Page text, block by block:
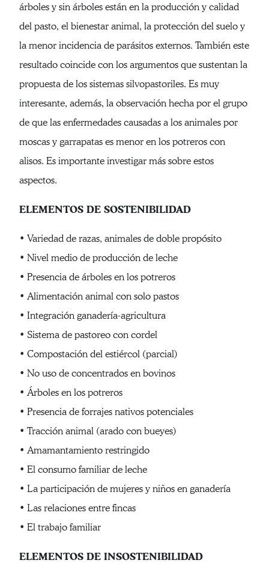
árboles y sin árboles están en la producción y calidad
del pasto, el bienestar animal, la protección del suelo y
la menor incidencia de parásitos externos. También este
resultado coincide con los argumentos que sustentan la
propuesta de los sistemas silvopastoriles. Es muy
interesante, además, la observación hecha por el grupo
de que las enfermedades causadas a los animales por
moscas y garrapatas es menor en los potreros con
alisos. Es importante investigar más sobre estos
aspectos.
ELEMENTOS DE SOSTENIBILIDAD
• Variedad de razas, animales de doble propósito
• Nivel medio de producción de leche
• Presencia de árboles en los potreros
• Alimentación animal con solo pastos
• Integración ganadería-agricultura
• Sistema de pastoreo con cordel
• Compostación del estiércol (parcial)
• No uso de concentrados en bovinos
• Árboles en los potreros
• Presencia de forrajes nativos potenciales
• Tracción animal (arado con bueyes)
• Amamantamiento restringido
• El consumo familiar de leche
• La participación de mujeres y niños en ganadería
• Las relaciones entre fincas
• El trabajo familiar
ELEMENTOS DE INSOSTENIBILIDAD